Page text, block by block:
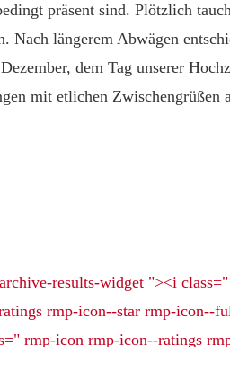
präsent sind. Plötzlich
Nach längerem Abwägen
dem Tag unserer
mit etlichen